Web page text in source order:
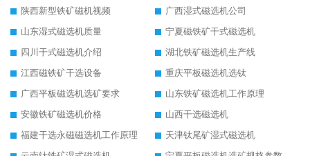
陕西新型铁矿磁机视频
广西湿式磁选机公司
山东湿式磁选机质量
宁夏磁铁矿干式磁选机
四川干式磁选机介绍
湖北铁矿磁选机生产线
江西磁铁矿干选设备
重庆平板磁选机选钛
广西平板磁选机选矿要求
山东铁矿磁选机工作原理
安徽铁矿磁选机价格
山西干选磁选机
福建干选永磁磁选机工作原理
天津钛尾矿湿式磁选机